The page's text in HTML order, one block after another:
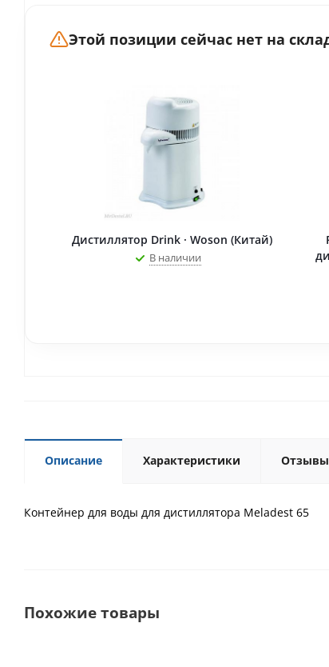
Этой позиции сейчас нет на
Дистиллятор Drink · Woson (Китай)
В наличии
Описание Характеристики Отзывы
Контейнер для воды для дистиллятора Meladest 65
Похожие товары